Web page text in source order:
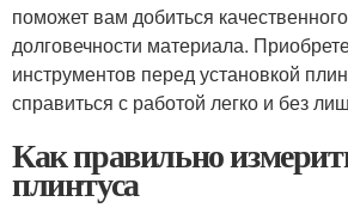
поможет вам добиться
долговечности материала.
инструментов перед установкой
справиться с работой легко и без
Как правильно
плинтуса